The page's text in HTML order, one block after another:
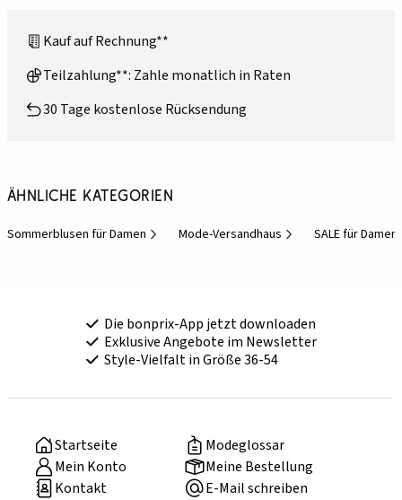
Kauf auf Rechnung**
Teilzahlung**: Zahle monatlich in Raten
30 Tage kostenlose Rücksendung
Ähnliche Kategorien
Sommerblusen für Damen Mode-Versandhaus SALE für Damen
Die bonprix-App jetzt downloaden
Exklusive Angebote im Newsletter
Style-Vielfalt in Größe 36-54
Startseite
Modeglossar
Mein Konto
Meine Bestellung
Kontakt
E-Mail schreiben